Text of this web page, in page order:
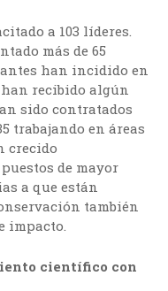
a 103 líderes.
más de 65
han incidido en
recibido algún
sido contratados
trabajando en áreas
crecido
de mayor
a que están
también
impacto.
científico con